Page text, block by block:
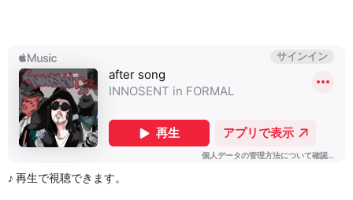
♪ 再生で視聴できます。